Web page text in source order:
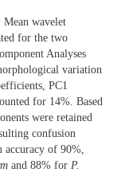
Mean wavelet
for the two
Analyses
variation
PC1
for 14%. Based
were retained
confusion
of 90%,
and 88% for P.